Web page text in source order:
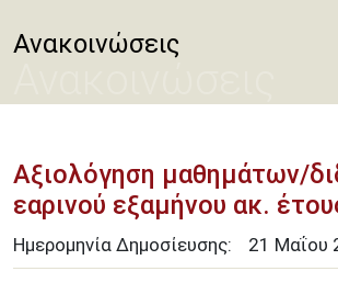
Ανακοινώσεις
Αξιολόγηση μαθημάτων/
εαρινού εξαμήνου ακ.
Ημερομηνία Δημοσίευσης: 21 Μαΐου